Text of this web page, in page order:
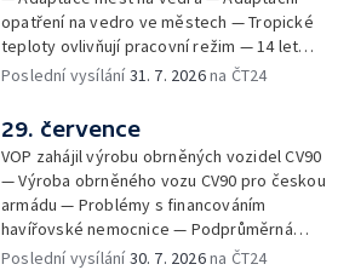
techniky na Olomoucku — Dva roky od
požáru škol v Českém Těšíně — Výstava
Sladké vzpomínky Opavska
opatření na vedro ve městech — Tropické
teploty ovlivňují pracovní režim — 14 let
vězení za vraždu ženy ve Staříči/ —
— Podvodník připravil 17 lidí o 4 miliony —
DPO pořídí 70 nových elektrobusů — V
Olomouci přibude 20 elektrobusů —
Mistryně světa Kneblová zpět v Olomouci —
Mobilní kurníky pomáhají s kvalitou půdy —
Výběr ze sociálních sítí ČT — Nové varhany v
Rudě u Rýmařova
Poslední vysílání31. 7. 2026na ČT24
29. července
VOP zahájil výrobu obrněných vozidel CV90
— Výroba obrněného vozu CV90 pro českou
armádu — Problémy s financováním
havířovské nemocnice — Podprůměrná
návštěvnost koupališť v červenci — Do
Poslední vysílání30. 7. 2026na ČT24